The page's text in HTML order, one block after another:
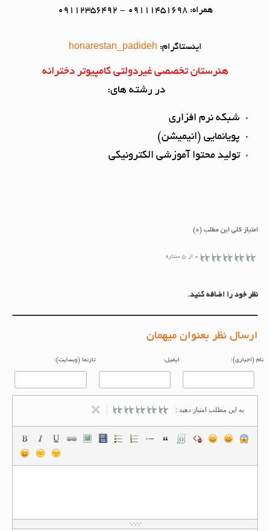
همراه: 09111451698 - 09112356492
اینستاگرام:honarestan_padideh
هنرستان تخصصی غیردولتی کامپیوتر دخترانه
در رشته های:
شبکه نرم افزاری
پویانمایی (انیمیشن)
تولید محتوا آموزشی الکترونیکی
امتیاز کلی این مطلب (0)
0 از 5 ستاره
نظر خود را اضافه کنید.
ارسال نظر بعنوان میهمان
(اجباری): ایمیل: تارنما (وبسایت):
به این مطلب امتیاز دهید :